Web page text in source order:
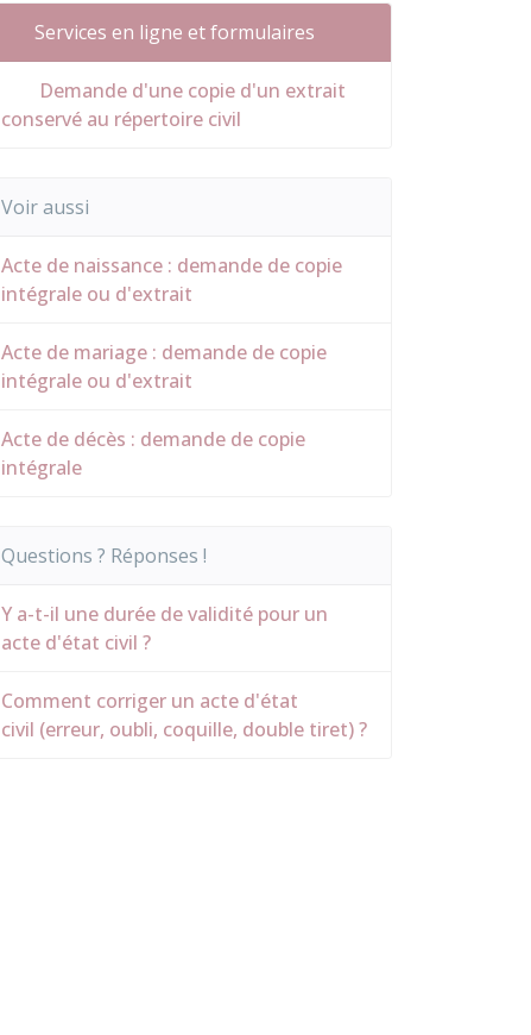
Services en ligne et formulaires
Demande d'une copie d'un extrait
conservé au répertoire civil
Voir aussi
Acte de naissance : demande de copie
intégrale ou d'extrait
Acte de mariage : demande de copie
intégrale ou d'extrait
Acte de décès : demande de copie
intégrale
Questions ? Réponses !
Y a-t-il une durée de validité pour un
acte d'état civil ?
Comment corriger un acte d'état
civil (erreur, oubli, coquille, double tiret) ?